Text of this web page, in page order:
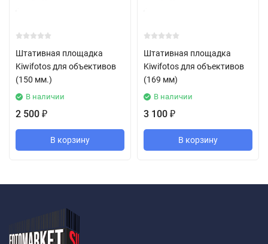
Штативная площадка
Kiwifotos для объективов
(150 мм.)
В наличии
2 500 ₽
В корзину
Штативная площадка
Kiwifotos для объективов
(169 мм)
В наличии
3 100 ₽
В корзину